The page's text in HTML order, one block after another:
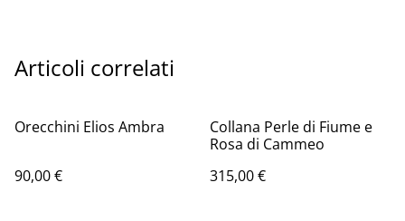
Articoli correlati
Orecchini Elios Ambra
90,00 €
Collana Perle di Fiume e
Rosa di Cammeo
315,00 €